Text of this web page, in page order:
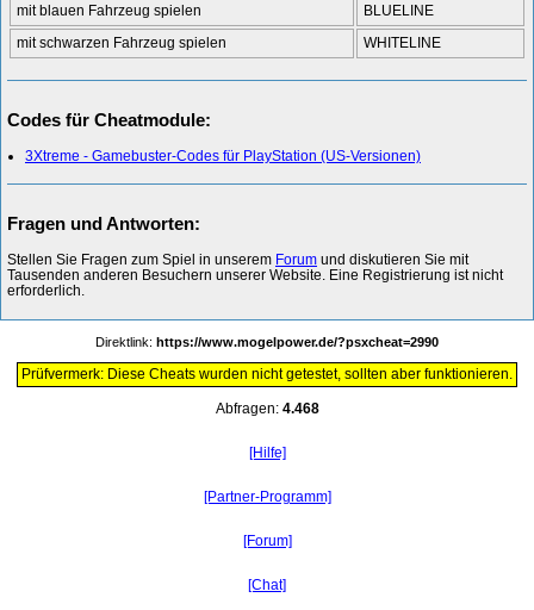
mit blauen Fahrzeug spielen
BLUELINE
mit schwarzen Fahrzeug spielen
WHITELINE
Codes für Cheatmodule:
3Xtreme - Gamebuster-Codes für PlayStation (US-Versionen)
Fragen und Antworten:
Stellen Sie Fragen zum Spiel in unserem Forum und diskutieren Sie mit
Tausenden anderen Besuchern unserer Website. Eine Registrierung ist nicht
erforderlich.
Direktlink: https://www.mogelpower.de/?psxcheat=2990
Prüfvermerk: Diese Cheats wurden nicht getestet, sollten aber funktionieren.
Abfragen: 4.468
[Hilfe]
[Partner-Programm]
[Forum]
[Chat]